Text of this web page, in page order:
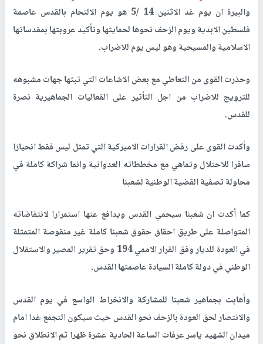
والبيرة ان يوم غد الاثنين 14 /5 هو يوم الالتحام بالقدس عاصمة
فلسطين الابدية ويوم الزحف نحوها لحمايتها وتأكيد عروبتها بمقدساتها
الاسلامية والمسيحية وهو ليس يوم للاضراب.
وحذرت القوى من التعاطي مع بعض الاشاعات التي تبثها جهات مشبوهه
للترويج للاضراب من اجل التأثير على الفعاليات الجماهيرية نصرة
للقدس.
وأكدت القوى على رفض القرارات الاميركية التي تمثل ليس فقط انحيازا
سافرا للاحتلال وتماهي مع مخططاته العدوانية وانما شراكة كاملة في
محاولة تصفية القضية الوطنية لشعبنا
كما أكدت ان شعبنا سيحمي القدس ويدافع عنها استمرارا لانتفاضاته
المتواصلة على طريق احقاق حقوق شعبنا كاملة غير منقوصة المتمثلة
في العودة للديار وفق القرار الاممي 194 وحق تقرير المصير والاستقلال
الوطني في دولة كاملة السيادة عاصمتها القدس.
وأهابت بجماهير شعبنا للمشاركة والانخراط الواسع في يوم القدس
والانتصار لحق العودة بالزحف نحو القدس حيث سيكون التجمع غدا امام
ميدان الشهيد ياسر عرفات الساعة الحادية عشرة ظهرا ثم الانطلاق نحو